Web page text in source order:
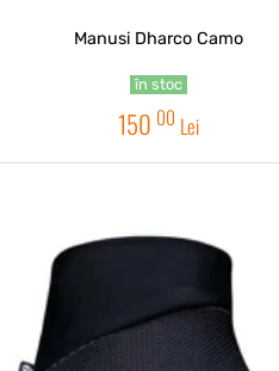
Manusi Dharco Camo
în stoc
150 00 Lei